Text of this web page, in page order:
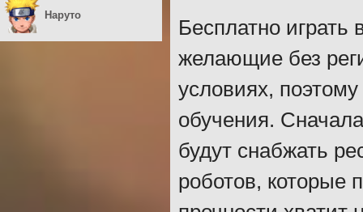
Бесплатно играть
желающие без
условиях,
обучения.
будут снабжать
роботов, которые
Наруто